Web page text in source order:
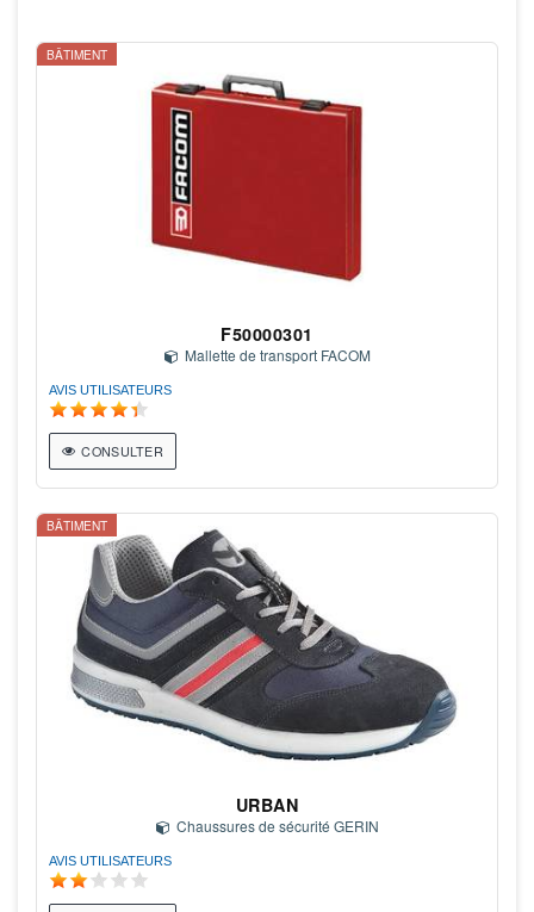
BÂTIMENT
F50000301
Mallette de transport FACOM
AVIS UTILISATEURS
CONSULTER
BÂTIMENT
URBAN
Chaussures de sécurité GERIN
AVIS UTILISATEURS